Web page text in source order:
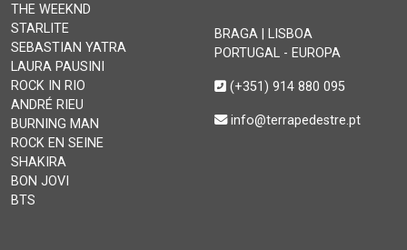
THE WEEKND
STARLITE
SEBASTIAN YATRA
LAURA PAUSINI
ROCK IN RIO
ANDRÉ RIEU
BURNING MAN
ROCK EN SEINE
SHAKIRA
BON JOVI
BTS
BRAGA | LISBOA
PORTUGAL - EUROPA
(+351) 914 880 095
info@terrapedestre.pt